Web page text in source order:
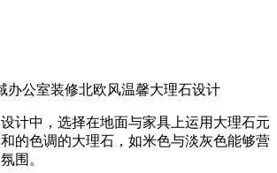
办公室装修北欧风温馨大理石设计
计中，选择在地面与家具上运用大理石元
的色调的大理石，如米色与淡灰色能够营
围。